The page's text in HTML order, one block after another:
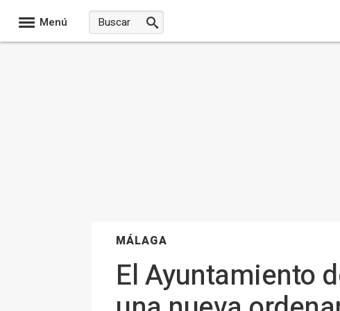
Menú
MÁLAGA
El Ayuntamiento